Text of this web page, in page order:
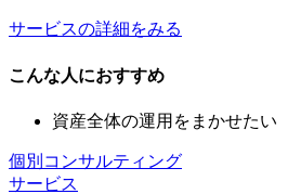
サービスの詳細をみる
こんな人におすすめ
資産全体の運用をまかせたい
個別コンサルティング
サービス